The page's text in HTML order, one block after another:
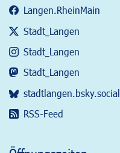
Langen.RheinMain
Stadt_Langen
Stadt_Langen
Stadt_Langen
stadtlangen.bsky.social
RSS-Feed